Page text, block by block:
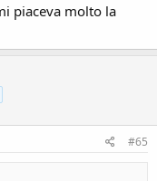
piaceva molto la
#65